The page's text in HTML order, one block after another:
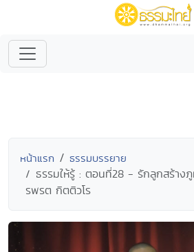
หน้าแรก ธรรมบรรยาย
ธรรมให้รู้ : ตอนที่28 - รักลูกสร้าง
รพรต กิตติวโร